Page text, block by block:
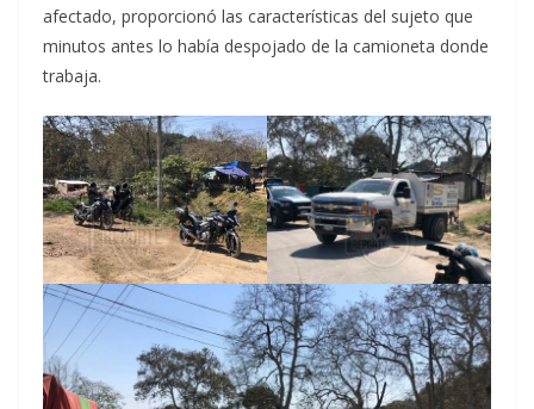
afectado, proporcionó las características del sujeto que
minutos antes lo había despojado de la camioneta donde
trabaja.